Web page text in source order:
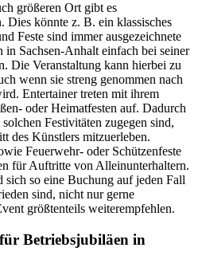
größeren Ort gibt es
Dies könnte z. B. ein klassisches
Feste sind immer ausgezeichnete
in Sachsen-Anhalt einfach bei seiner
Die Veranstaltung kann hierbei zu
wenn sie streng genommen nach
Entertainer treten mit ihrem
oder Heimatfesten auf. Dadurch
Festivitäten zugegen sind,
des Künstlers mitzuerleben.
Feuerwehr- oder Schützenfeste
für Auftritte von Alleinunterhaltern.
so eine Buchung auf jeden Fall
sind, nicht nur gerne
größtenteils weiterempfehlen.
Betriebsjubiläen in